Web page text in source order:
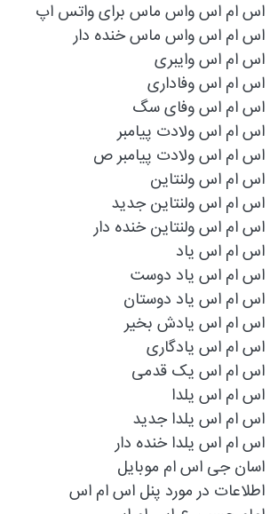
اس ام اس واس ماس برای واتس اپ
اس ام اس واس ماس خنده دار
اس ام اس وایبری
اس ام اس وفاداری
اس ام اس وفای سگ
اس ام اس ولادت پیامبر
اس ام اس ولادت پیامبر ص
اس ام اس ولنتاین
اس ام اس ولنتاین جدید
اس ام اس ولنتاین خنده دار
اس ام اس یاد
اس ام اس یاد دوست
اس ام اس یاد دوستان
اس ام اس یادش بخیر
اس ام اس یادگاری
اس ام اس یک قدمی
اس ام اس یلدا
اس ام اس یلدا جدید
اس ام اس یلدا خنده دار
اسان جی اس ام موبایل
اطلاعات در مورد پنل اس ام اس